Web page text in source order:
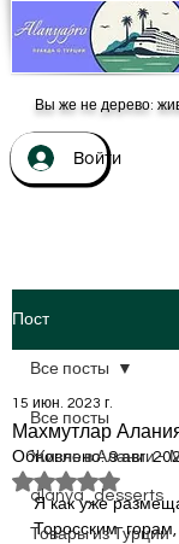
Вы же не дерево:
Войти
Пост
Все посты
Жизнь в Алании -
alanya_desserts
Товары из Турции
Все посты
Махмутлар
15 июн. 2023 г.
Обновлено:9 авг.
Оценка: не
Я как уже
Торосским